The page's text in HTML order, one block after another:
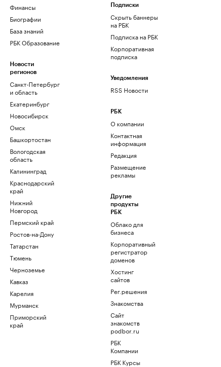
Финансы
Биографии
База знаний
РБК Образование
Новости
регионов
Санкт-Петербург
и область
Екатеринбург
Новосибирск
Омск
Башкортостан
Вологодская
область
Калининград
Краснодарский
край
Нижний
Новгород
Пермский край
Ростов-на-Дону
Татарстан
Тюмень
Черноземье
Кавказ
Карелия
Мурманск
Приморский
край
Подписки
Скрыть баннеры
на РБК
Подписка на РБК
Корпоративная
подписка
Уведомления
RSS Новости
РБК
О компании
Контактная
информация
Редакция
Размещение
рекламы
Другие
продукты
РБК
Облако для
бизнеса
Корпоративный
регистратор
доменов
Хостинг
сайтов
Рег.решения
Знакомства
Сайт
знакомств
podbor.ru
РБК
Компании
РБК Курсы